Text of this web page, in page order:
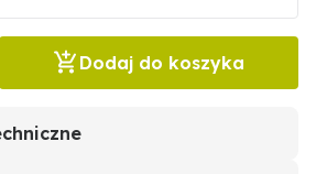
Dodaj do koszyka